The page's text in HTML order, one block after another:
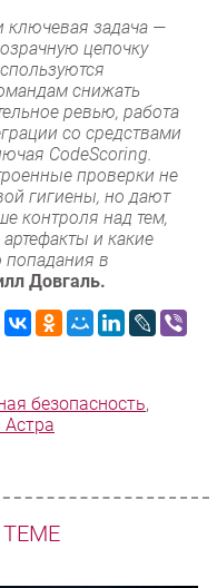
ключевая задача —
цепочку
снижать
ревью, работа
со средствами
CodeScoring.
проверки не
гигиены, но дают
контроля над тем,
и какие
попадания в
Довгаль.
безопасность,
Астра